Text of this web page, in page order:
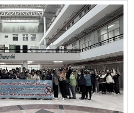
อาคารอำนวย ยศสุขนักศึกษาที่เข้า
รรมด้านจิตอาสา ครั้งละ 8 ชั่วโมง-
ระสงค์บริจาคโลหิต จำนวน 95 คน
โลหิตได้ จำนวน 63 คน ( 28,350 CC.)